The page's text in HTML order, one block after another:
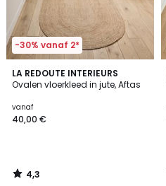
-30% vanaf 2*
LA REDOUTE INTERIEURS
Ovalen vloerkleed in jute, Aftas
Prijs
vanaf
vanaf
40,00 €
4,3
/ 5
4,3
/